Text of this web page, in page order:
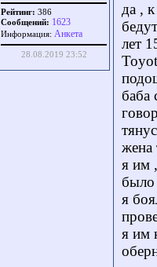
Рейтинг: 386
Сообщений: 1623
Информация: Aнкета
28.08.2019 23:52
да ,
лет
баба
жена
я им
было
я
я им